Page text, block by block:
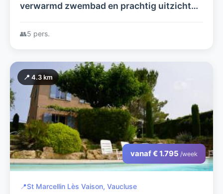
verwarmd zwembad en prachtig uitzicht
wijndomein in de Provence
👥5 pers.
📍 4.3 km
vanaf € 1.795 /week
📍St Marcellin Lès Vaison, Vaucluse